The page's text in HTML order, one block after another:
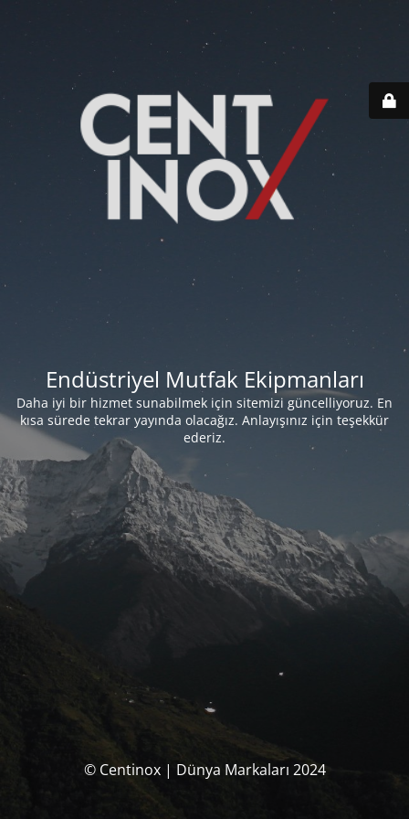
Endüstriyel Mutfak Ekipmanları
Daha iyi bir hizmet sunabilmek için sitemizi güncelliyoruz. En
kısa sürede tekrar yayında olacağız. Anlayışınız için teşekkür
ederiz.
© Centinox | Dünya Markaları 2024